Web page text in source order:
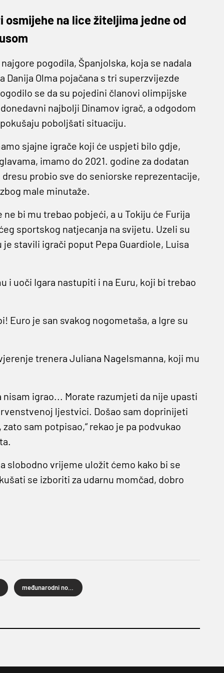
na lice žiteljima jedne od
pogodila, Španjolska, koja se nadala
Olma pojačana s tri superzvijezde
se da su pojedini članovi olimpijske
najbolji Dinamov igrač, a odgodom
poboljšati situaciju.
sjajne igrače koji će uspjeti bilo gdje,
imamo do 2021. godine za dodatan
dresu probio sve do seniorske reprezentacije,
male minutaže.
bi mu trebao pobjeći, a u Tokiju će Furija
sportskog natjecanja na svijetu. Uzeli su
stavili igrači poput Pepa Guardiole, Luisa
i uoči Igara nastupiti i na Euru, koji bi trebao
Euro je san svakog nogometaša, a Igre su
trenera Juliana Nagelsmanna, koji mu
igrao... Morate razumjeti da nije upasti
ljestvici. Došao sam doprinijeti
sam potpisao,“ rekao je pa podvukao
slobodno vrijeme uložit ćemo kako bi se
se izboriti za udarnu momčad, dobro
međunarodni nogomet